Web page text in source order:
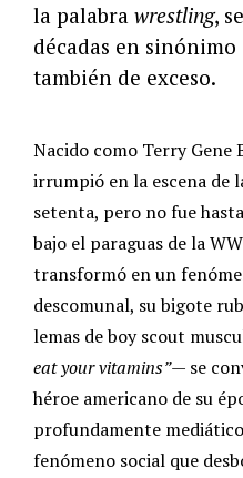
la palabra wrestling,
décadas en
también de exceso.
Nacido como Terry Gene
irrumpió en la escena de
setenta, pero no fue
bajo el paraguas de la
transformó en un
descomunal, su bigote
lemas de boy scout
eat your vitamins”— se
héroe americano de su
profundamente
fenómeno social que